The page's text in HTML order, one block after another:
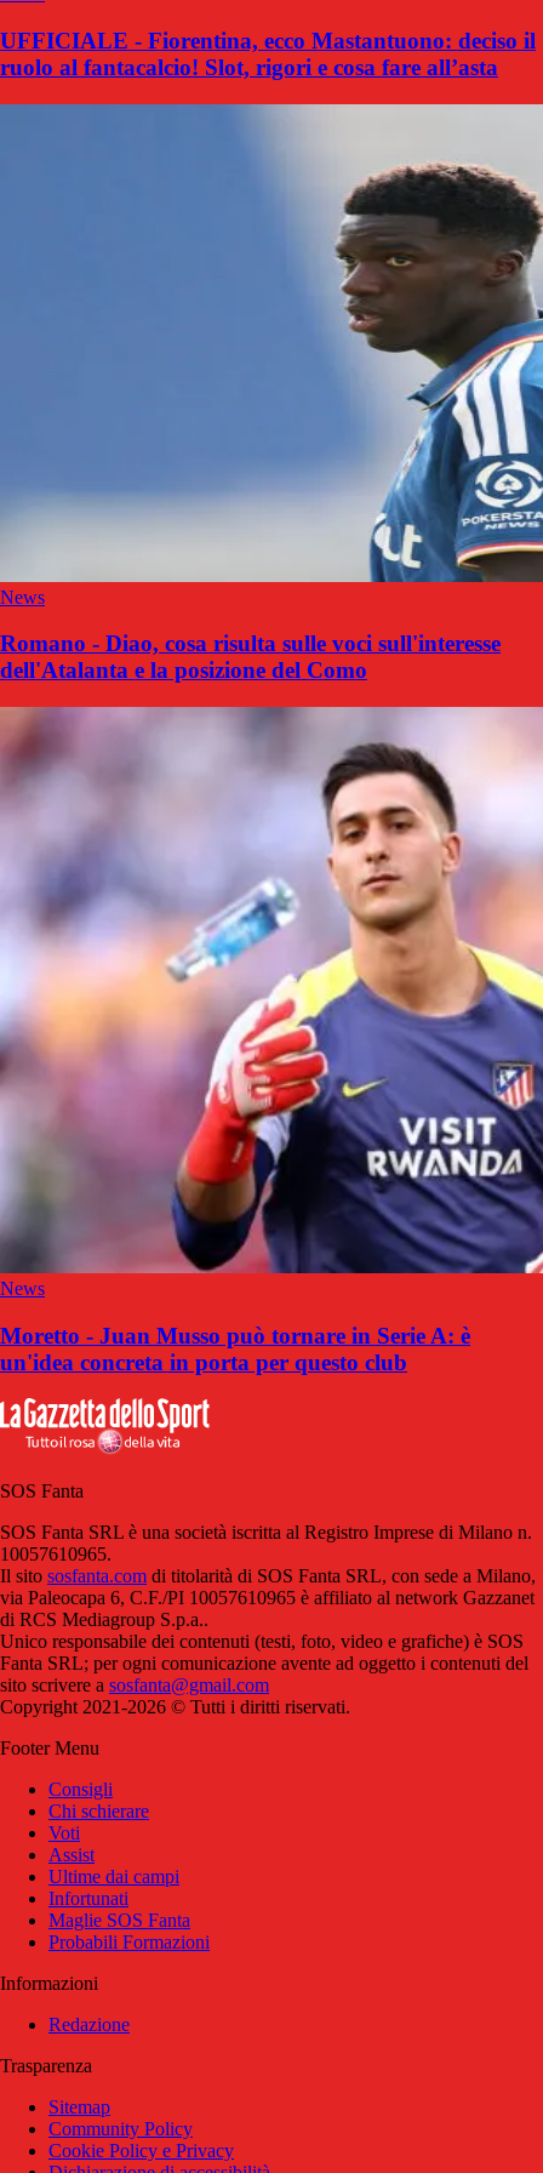
UFFICIALE - Fiorentina, ecco Mastantuono: deciso il
ruolo al fantacalcio! Slot, rigori e cosa fare all’asta
News
Romano - Diao, cosa risulta sulle voci sull'interesse
dell'Atalanta e la posizione del Como
News
Moretto - Juan Musso può tornare in Serie A: è
un'idea concreta in porta per questo club
SOS Fanta
SOS Fanta SRL è una società iscritta al Registro Imprese di Milano n.
10057610965.
Il sito sosfanta.com di titolarità di SOS Fanta SRL, con sede a Milano,
via Paleocapa 6, C.F./PI 10057610965 è affiliato al network Gazzanet
di RCS Mediagroup S.p.a..
Unico responsabile dei contenuti (testi, foto, video e grafiche) è SOS
Fanta SRL; per ogni comunicazione avente ad oggetto i contenuti del
sito scrivere a sosfanta@gmail.com
Copyright 2021-2026 © Tutti i diritti riservati.
Footer Menu
Consigli
Chi schierare
Voti
Assist
Ultime dai campi
Infortunati
Maglie SOS Fanta
Probabili Formazioni
Informazioni
Redazione
Trasparenza
Sitemap
Community Policy
Cookie Policy e Privacy